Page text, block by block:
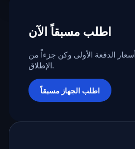
اطلب مسبقاً الآن
الدفعة الأولى وكن جزءاً من
الإطلاق.
اطلب الجهاز مسبقاً